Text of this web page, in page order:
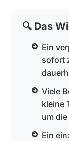
🔍 Das
Ein
sofort
Viele
kleine
um
Ein